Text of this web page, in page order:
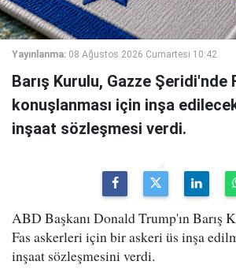
Yayınlanma: 08 Ağustos 2026 Cumartesi 10:42
Barış Kurulu, Gazze Şeridi'nde
konuşlanması için inşa
inşaat sözleşmesi verdi.
ABD Başkanı Donald Trump'ın Barış
Fas askerleri için bir askeri üs inşa
inşaat sözleşmesini verdi.